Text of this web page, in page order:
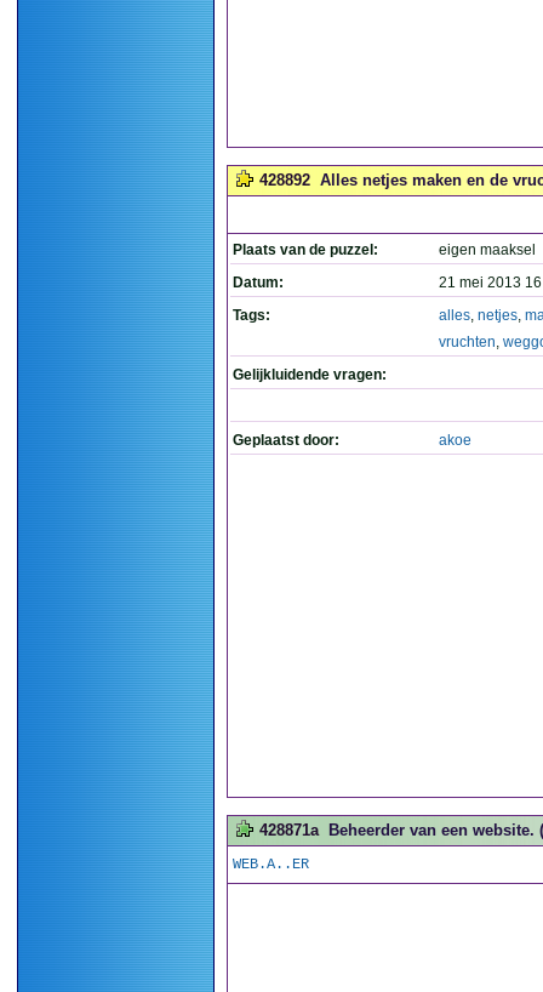
428892 Alles netjes maken en de
Plaats van de puzzel:
eigen maaksel
Datum:
21 mei 2013
Tags:
alles, netjes,
vruchten,
Gelijkluidende vragen:
Geplaatst door: akoe
428871a Beheerder van een website.
WEB.A..ER